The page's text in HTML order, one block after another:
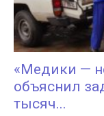
«Медики —
объяснил
тысяч...